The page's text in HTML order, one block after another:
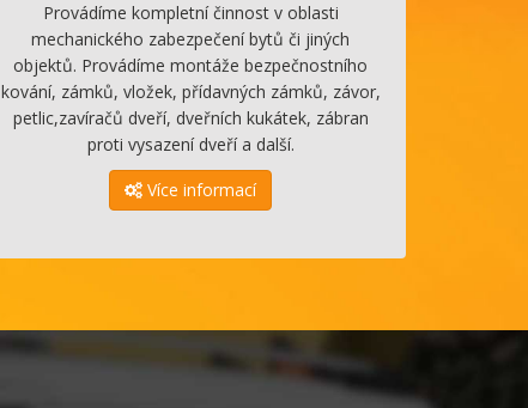
Provádíme kompletní činnost v oblasti
mechanického zabezpečení bytů či jiných
objektů. Provádíme montáže bezpečnostního
kování, zámků, vložek, přídavných zámků, závor,
petlic,zavíračů dveří, dveřních kukátek, zábran
proti vysazení dveří a další.
Více informací